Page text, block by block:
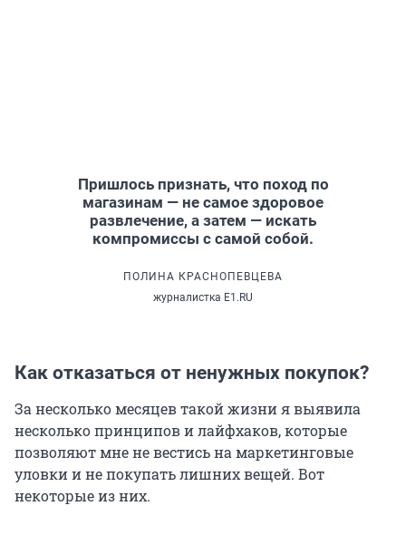
Пришлось признать, что поход по
магазинам — не самое здоровое
развлечение, а затем — искать
компромиссы с самой собой.
ПОЛИНА КРАСНОПЕВЦЕВА
журналистка E1.RU
Как отказаться от ненужных покупок?
За несколько месяцев такой жизни я выявила
несколько принципов и лайфхаков, которые
позволяют мне не вестись на маркетинговые
уловки и не покупать лишних вещей. Вот
некоторые из них.